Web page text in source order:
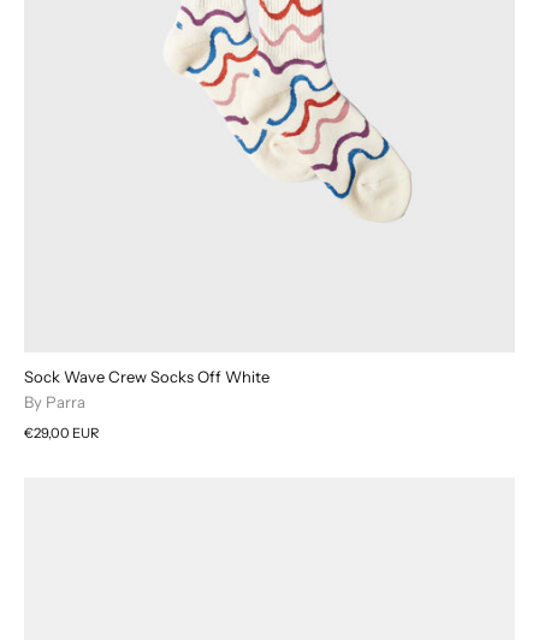
Sock Wave Crew Socks Off White
By Parra
€29,00 EUR